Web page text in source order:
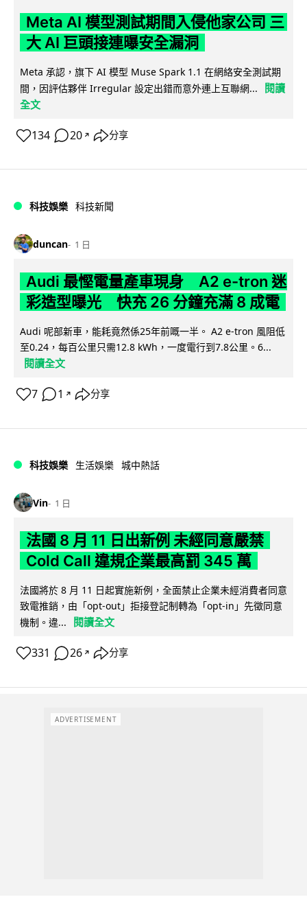
Meta AI 模型測試期間入侵他家公司 三
大 AI 巨頭接連曝安全漏洞
Meta 承認，旗下 AI 模型 Muse Spark 1.1 在網絡安全測試期
間，因評估夥伴 Irregular 設定出錯而意外連上互聯網...
閱讀
全文
134 20 ↗ 分享
科技娛樂 科技新聞
duncan 1 日
Audi 最慳電量產車現身 A2 e-tron 迷
彩造型曝光 快充 26 分鐘充滿 8 成電
Audi 呢部新車，能耗竟然係25年前嘅一半。 A2 e-tron 風阻低
至0.24，每百公里只需12.8 kWh，一度電行到7.8公里。6...
閱讀全文
7 1 ↗ 分享
科技娛樂 生活娛樂 城中熱話
Vin 1 日
法國 8 月 11 日出新例 未經同意嚴禁
Cold Call 違規企業最高罰 345 萬
法國將於 8 月 11 日起實施新例，全面禁止企業未經消費者同意
致電推銷，由「opt-out」拒接登記制轉為「opt-in」先徵同意
機制。違...
閱讀全文
331 26 ↗ 分享
ADVERTISEMENT